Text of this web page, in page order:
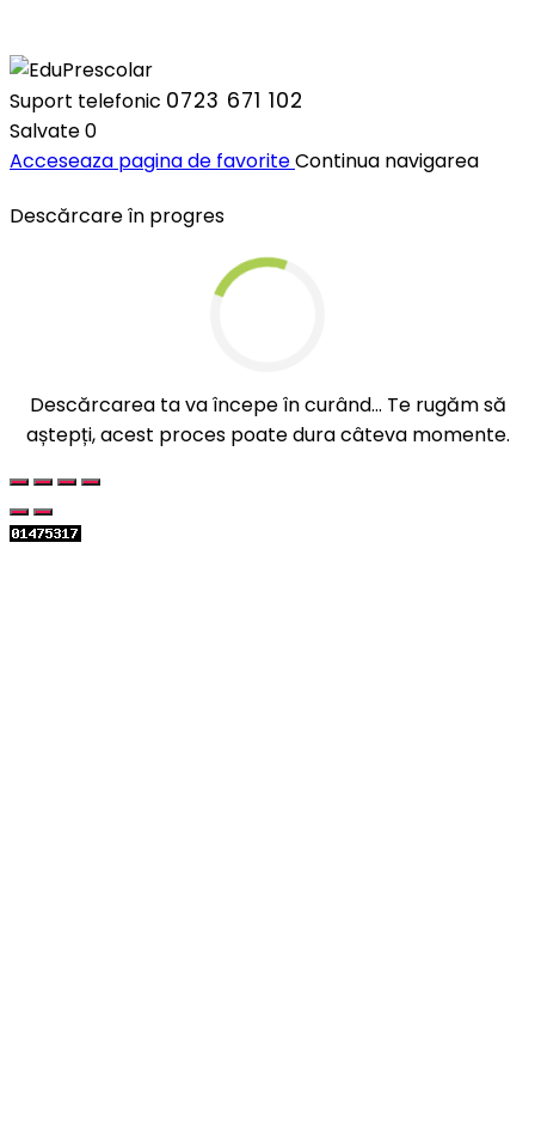
Suport telefonic 0723 671 102
Salvate0
Acceseaza pagina de favoriteContinua navigarea
Descărcare în progres
Descărcarea ta va începe în curând... Te rugăm să
aștepți, acest proces poate dura câteva momente.